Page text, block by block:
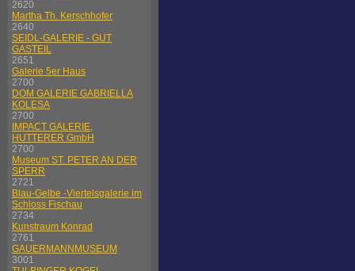
2620
Martha Th. Kerschhofer
2640
SEIDL-GALERIE - GUT
GASTEIL
2651
Galerie 5er Haus
2700
DOM GALERIE GABRIELLA
KOLESA
2700
IMPACT GALERIE,
HUTTERER GmbH
2700
Museum ST. PETER AN DER
SPERR
2721
Blau-Gelbe -Viertelsgalerie im
Schloss Fischau
2734
Kunstraum Konrad
2761
GAUERMANNMUSEUM
3001